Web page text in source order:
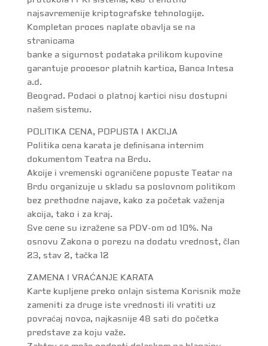
najsavremenije kriptografske tehnologije.
Kompletan proces naplate obavlja se na
stranicama
banke a sigurnost podataka prilikom kupovine
garantuje procesor platnih kartica, Banca Intesa
a.d.
Beograd. Podaci o platnoj kartici nisu dostupni
našem sistemu.
POLITIKA CENA, POPUSTA I AKCIJA
Politika cena karata je deﬁnisana internim
dokumentom Teatra na Brdu.
Akcije i vremenski ograničene popuste Teatar na
Brdu organizuje u skladu sa poslovnom politikom
bez prethodne najave, kako za početak važenja
akcija, tako i za kraj.
Sve cene su izražene sa PDV-om od 10%. Na
osnovu Zakona o porezu na dodatu vrednost, član
23, stav 2, tačka 12
ZAMENA I VRAĆANЈE KARATA
Karte kupljene preko onlajn sistema Korisnik može
zameniti za druge iste vrednosti ili vratiti uz
povraćaj novca, najkasnije 48 sati do početka
predstave za koju važe.